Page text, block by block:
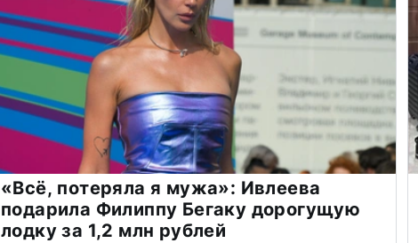
«Всё, потеряла я мужа»: Ивлеева
подарила Филиппу Бегаку дорогущую
лодку за 1,2 млн рублей